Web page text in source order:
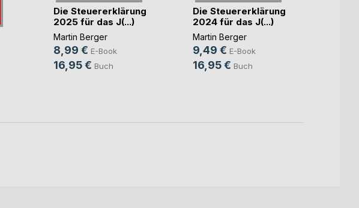
Die Steuererklärung
2025 für das J(...)
Martin Berger
8,99 € E-Book
16,95 € Buch
Die Steuererklärung
2024 für das J(...)
Martin Berger
9,49 € E-Book
16,95 € Buch